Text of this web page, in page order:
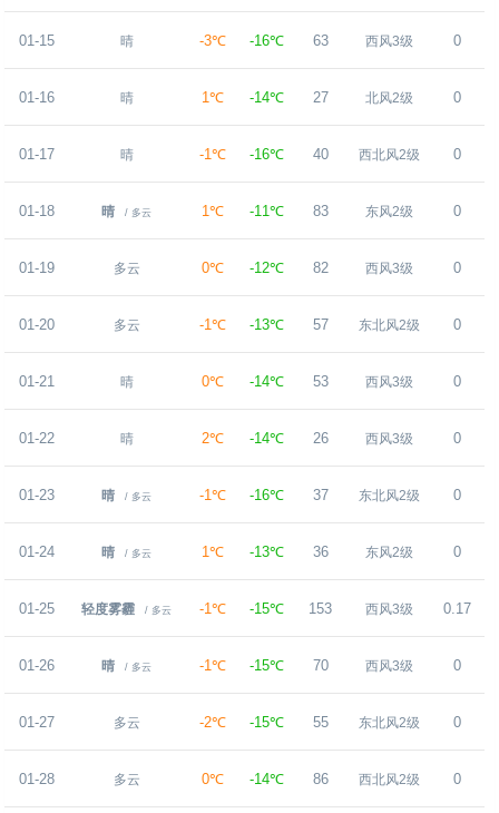
01-15 晴 -3℃ -16℃ 63 西风3级 0
01-16 晴 1℃ -14℃ 27 北风2级 0
01-17 晴 -1℃ -16℃ 40 西北风2级 0
01-18 晴 / 多云 1℃ -11℃ 83 东风2级 0
01-19 多云 0℃ -12℃ 82 西风3级 0
01-20 多云 -1℃ -13℃ 57 东北风2级 0
01-21 晴 0℃ -14℃ 53 西风3级 0
01-22 晴 2℃ -14℃ 26 西风3级 0
01-23 晴 / 多云 -1℃ -16℃ 37 东北风2级 0
01-24 晴 / 多云 1℃ -13℃ 36 东风2级 0
01-25 轻度雾霾 / 多云 -1℃ -15℃ 153 西风3级 0.17
01-26 晴 / 多云 -1℃ -15℃ 70 西风3级 0
01-27 多云 -2℃ -15℃ 55 东北风2级 0
01-28 多云 0℃ -14℃ 86 西北风2级 0